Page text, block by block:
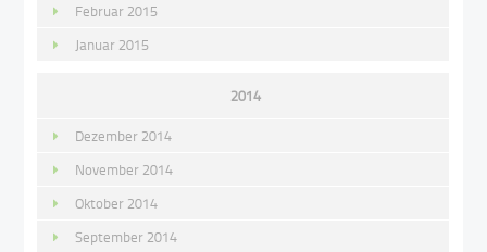
Februar 2015
Januar 2015
2014
Dezember 2014
November 2014
Oktober 2014
September 2014